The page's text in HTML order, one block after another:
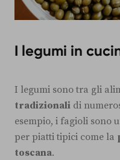
I legumi in
I legumi sono tra gli
tradizionali di
esempio, i fagioli sono
per piatti tipici come la
toscana.